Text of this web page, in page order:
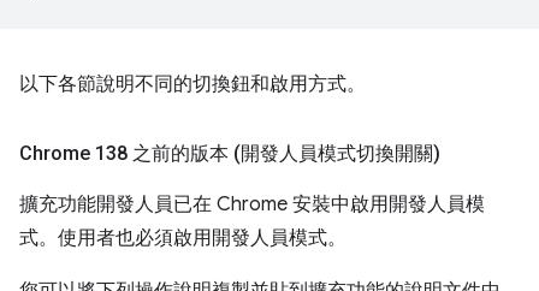
以下各節說明不同的切換鈕和啟用方式。
Chrome 138 之前的版本 (開發人員模式切換開關)
擴充功能開發人員已在 Chrome 安裝中啟用開發人員模
式。使用者也必須啟用開發人員模式。